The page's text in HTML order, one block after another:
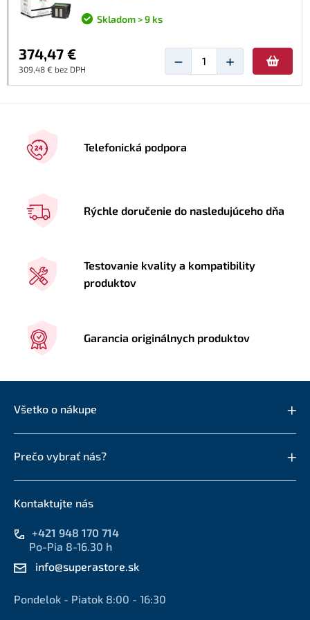
Skladom > 9 ks
374,47 €
309,48 € bez DPH − +
Telefonická podpora
Rýchle doručenie do nasledujúceho dňa
Testovanie kvality a kompatibility
produktov
Garancia originálnych produktov
Všetko o nákupe
Prečo vybrať nás?
Kontaktujte nás
+421 948 170 714
Po-Pia 8-16.30 h
info@superastore.sk
Pondelok - Piatok 8:00 - 16:30